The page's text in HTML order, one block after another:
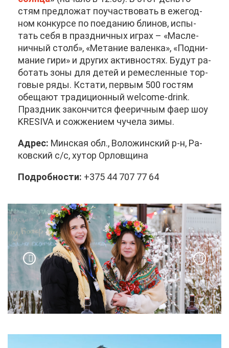
стям пред­ло­жат по­участ­во­вать в еже­год­
ном кон­кур­се по по­еда­нию бли­нов, ис­пы­
тать се­бя в празд­нич­ных иг­рах – «Мас­ле­
нич­ный столб», «Ме­та­ние ва­лен­ка», «Под­ни­
ма­ние ги­ри» и дру­гих ак­тив­но­стях. Бу­дут ра­
бо­тать зо­ны для де­тей и ре­мес­лен­ные тор­
го­вые ря­ды. Кста­ти, пер­вым 500 го­стям
обе­ща­ют тра­ди­ци­он­ный welcome-drink.
Празд­ник за­кон­чит­ся фе­е­рич­ным фа­ер шоу
KRESIVA и со­жже­ни­ем чу­че­ла зи­мы.
Ад­рес: Мин­ская обл., Во­ло­жин­ский р-н, Ра­
ков­ский с/с, ху­тор Ор­лов­щи­на
По­дроб­но­сти: +375 44 707 77 64